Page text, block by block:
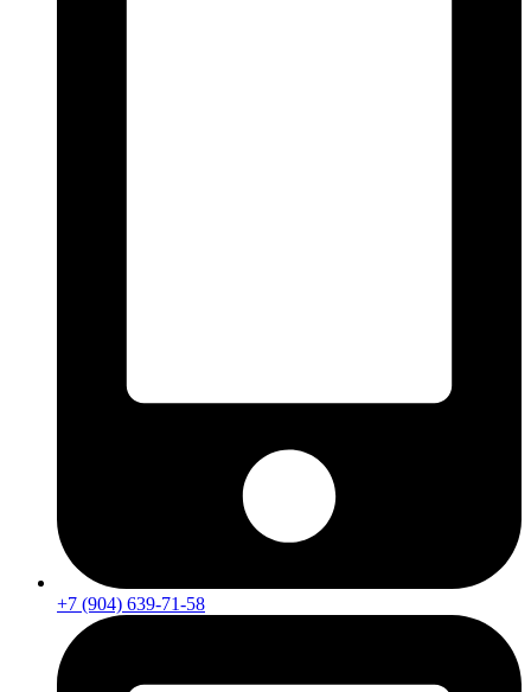
+7 (904) 639-71-58